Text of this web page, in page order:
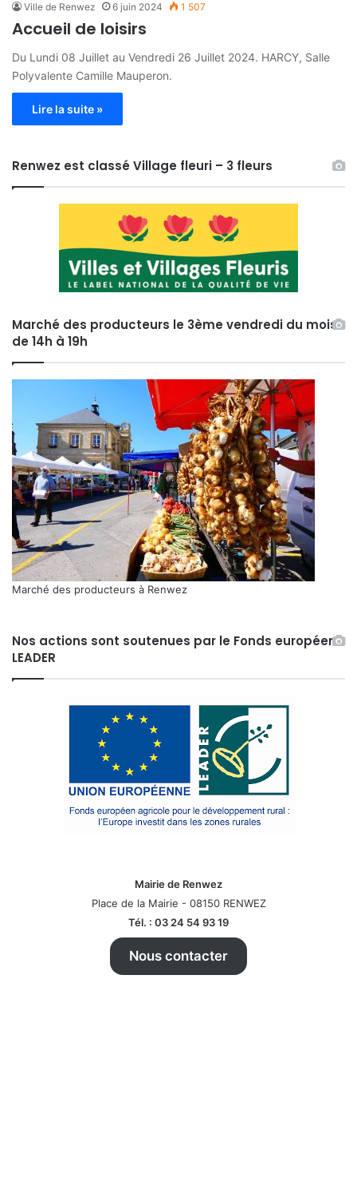
Ville de Renwez 6 juin 2024 1 507
Accueil de loisirs
Du Lundi 08 Juillet au Vendredi 26 Juillet 2024. HARCY, Salle
Polyvalente Camille Mauperon.
Lire la suite »
Renwez est classé Village fleuri – 3 fleurs
Marché des producteurs le 3ème vendredi du mois
de 14h à 19h
Marché des producteurs à Renwez
Nos actions sont soutenues par le Fonds européen
LEADER
Mairie de Renwez
Place de la Mairie - 08150 RENWEZ
Tél. : 03 24 54 93 19
Nous contacter